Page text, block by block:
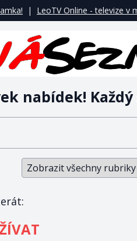
| LeoTV Online - televize v
nabídek!